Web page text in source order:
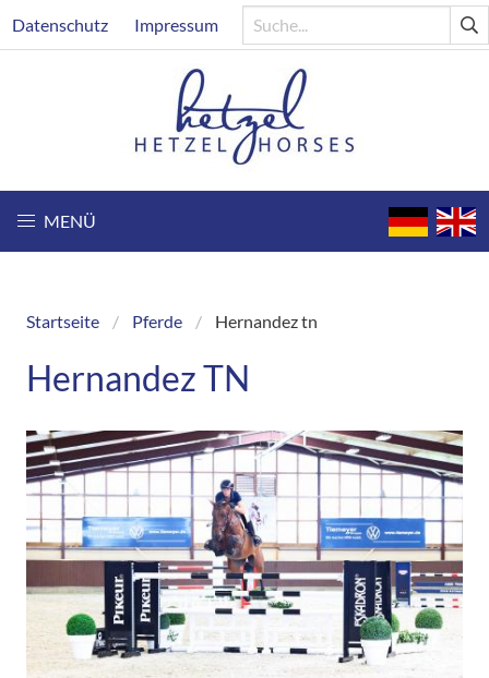
zum
Header
Datenschutz Impressum
MENÜ
Breadcrumb
Startseite Pferde Hernandez tn
Hernandez TN